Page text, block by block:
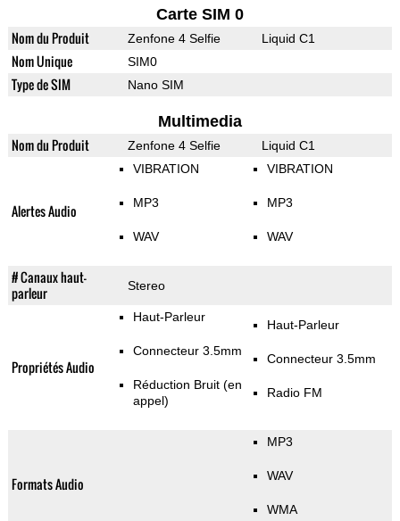
Carte SIM 0
Nom du Produit Zenfone 4 Selfie Liquid C1
Nom Unique SIM0
Type de SIM Nano SIM
Multimedia
Nom du Produit Zenfone 4 Selfie Liquid C1
Alertes Audio
VIBRATION
MP3
WAV
VIBRATION
MP3
WAV
# Canaux haut-
parleur
Stereo
Propriétés Audio
Haut-Parleur
Connecteur 3.5mm
Réduction Bruit (en
appel)
Haut-Parleur
Connecteur 3.5mm
Radio FM
Formats Audio
MP3
WAV
WMA